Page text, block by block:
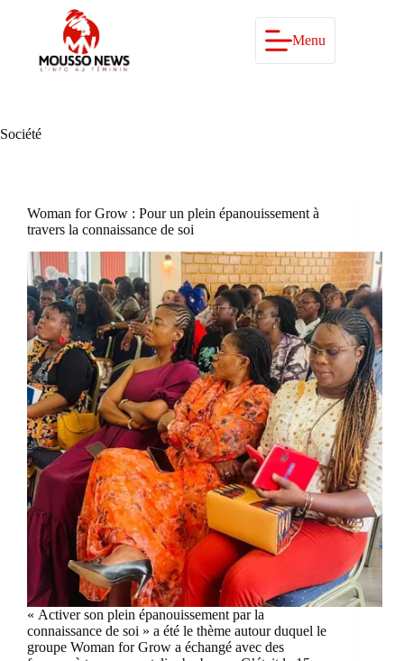
Menu
Société
Woman for Grow : Pour un plein épanouissement à
travers la connaissance de soi
« Activer son plein épanouissement par la
connaissance de soi » a été le thème autour duquel le
groupe Woman for Grow a échangé avec des